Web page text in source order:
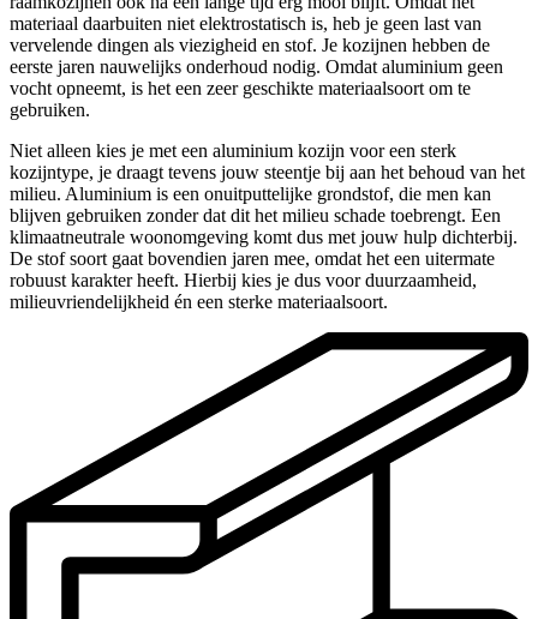
materiaal daarbuiten niet elektrostatisch is, heb je geen last van
vervelende dingen als viezigheid en stof. Je kozijnen hebben de
eerste jaren nauwelijks onderhoud nodig. Omdat aluminium geen
vocht opneemt, is het een zeer geschikte materiaalsoort om te
gebruiken.
Niet alleen kies je met een aluminium kozijn voor een sterk
kozijntype, je draagt tevens jouw steentje bij aan het behoud van het
milieu. Aluminium is een onuitputtelijke grondstof, die men kan
blijven gebruiken zonder dat dit het milieu schade toebrengt. Een
klimaatneutrale woonomgeving komt dus met jouw hulp dichterbij.
De stof soort gaat bovendien jaren mee, omdat het een uitermate
robuust karakter heeft. Hierbij kies je dus voor duurzaamheid,
milieuvriendelijkheid én een sterke materiaalsoort.